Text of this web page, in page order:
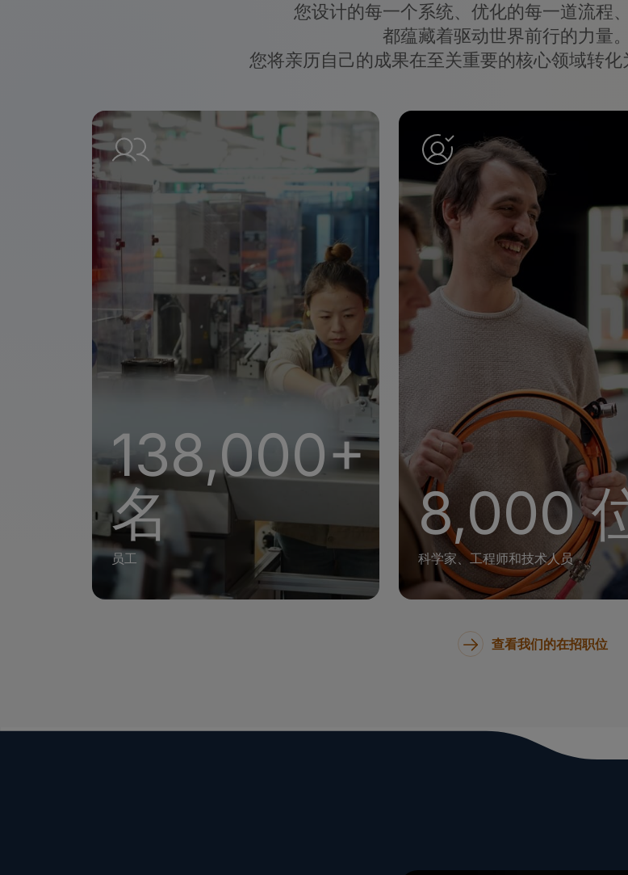
您设计的每一个系统、优化的每一道流程
都蕴藏着驱动世界前行的力量
您将亲历自己的成果在至关重要的核心领域转化
138,000+
名
员工
8,000
科学家、工程师和技术人员
查看我们的在招职位